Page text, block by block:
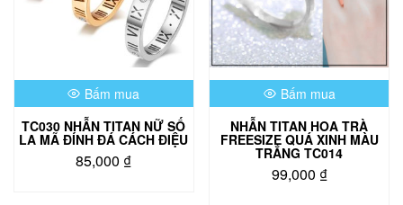
Bấm mua
TC030 NHẪN TITAN NỮ SỐ
LA MÃ ĐÍNH ĐÁ CÁCH ĐIỆU
85,000 ₫
Bấm mua
NHẪN TITAN HOA TRÀ
FREESIZE QUÁ XINH MÀU
TRẮNG TC014
99,000 ₫